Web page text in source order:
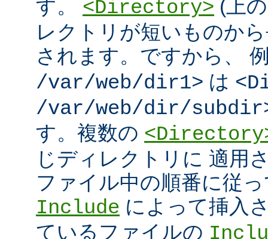
す。 <Directory> (上
レクトリが短いものか
されます。ですから、
/var/web/dir1> は
/var/web/dir/
す。複数の
じディレクトリに 適用
ファイル中の順番に従
Include によって挿入
ているファイルの